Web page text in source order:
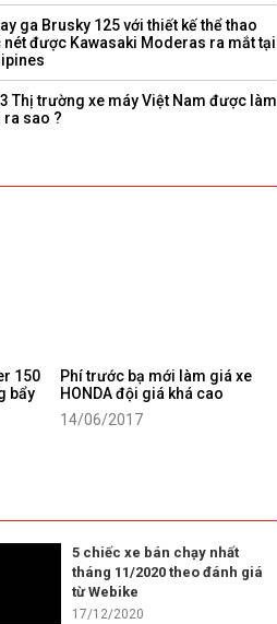
ga Brusky 125 với thiết kế thể thao
nét được Kawasaki Moderas ra mắt tại
Thị trường xe máy Việt Nam được làm
ra sao ?
150
bẩy
Phí trước bạ mới làm giá xe
HONDA đội giá khá cao
14/06/2017
5 chiếc xe bán chạy nhất
tháng 11/2020 theo đánh giá
từ Webike
17/12/2020